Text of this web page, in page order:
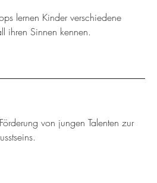
lernen Kinder verschiedene
ihren Sinnen kennen.
von jungen Talenten zur